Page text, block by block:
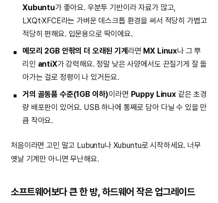
Xubuntu가 좋아요. 우분투 기반이라 자료가 많고,
LXQt·XFCE라는 가벼운 데스크톱 환경을 써서 적당히 가볍고
적당히 편해요. 입문용으로 딱이에요.
메모리 2GB 안팎의 더 오래된 기계 라면 MX Linux나 그 뿌
리인 antiX가 강력해요. 정말 낮은 사양에서도 끈질기게 잘 돌
아가는 걸로 정평이 나 있거든요.
거의 골동품 수준(1GB 이하)이라면 Puppy Linux같은 초경
량 배포판이 있어요. USB 하나에 통째로 담아 다닐 수 있을 만
큼 작아요.
처음이라면 고민 말고 Lubuntu나 Xubuntu로 시작하세요. 너무
옛날 기계만 아니면 무난해요.
소프트웨어보다 큰 한 방, 하드웨어 작은 업그레이드